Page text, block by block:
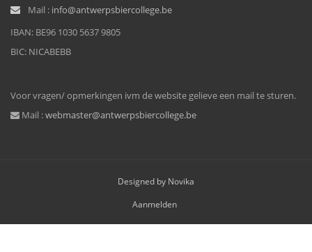
Mail : info@antwerpsbiercollege.be
IBAN: BE96 1030 5637 9805
BIC: NICABEBB
Voor vragen/ opmerkingen ivm de website gelieve een mail te sturen.
Mail :webmaster@antwerpsbiercollege.be
Designed by Novika
Aanmelden